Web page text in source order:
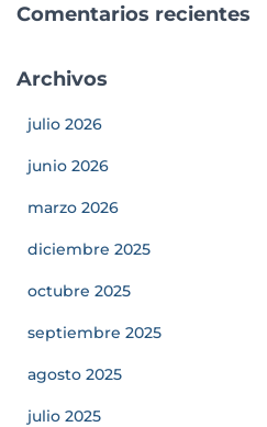
Comentarios recientes
Archivos
julio 2026
junio 2026
marzo 2026
diciembre 2025
octubre 2025
septiembre 2025
agosto 2025
julio 2025